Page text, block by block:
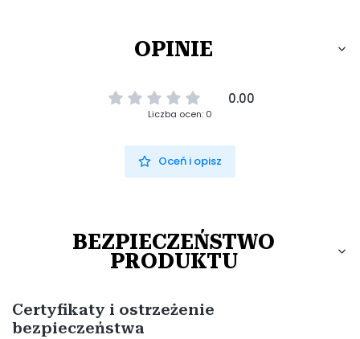
OPINIE
0.00
Liczba ocen: 0
Oceń i opisz
BEZPIECZEŃSTWO
PRODUKTU
Certyfikaty i ostrzeżenie
bezpieczeństwa